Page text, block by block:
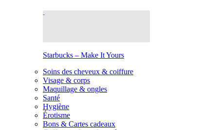
Starbucks – Make It Yours
Soins des cheveux & coiffure
Visage & corps
Maquillage & ongles
Santé
Hygiène
Érotisme
Bons & Cartes cadeaux